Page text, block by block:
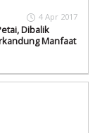
4 Apr 2017
Dibalik
Manfaat